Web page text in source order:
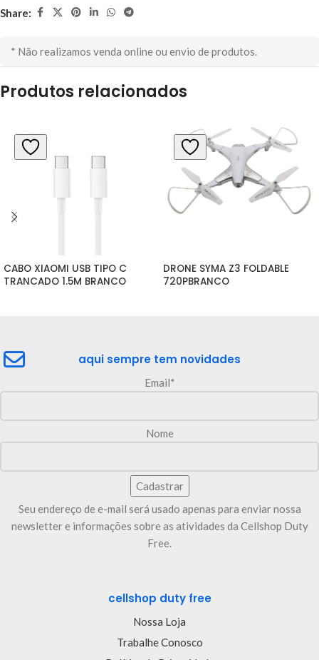
Share:
* Não realizamos venda online ou envio de produtos.
Produtos relacionados
CABO XIAOMI USB TIPO C
TRANCADO 1.5M BRANCO
DRONE SYMA Z3 FOLDABLE
720PBRANCO
aqui sempre tem novidades
Email*
Nome
Seu endereço de e-mail será usado apenas para enviar nossa
newsletter e informações sobre as atividades da Cellshop Duty
Free.
cellshop duty free
Nossa Loja
Trabalhe Conosco